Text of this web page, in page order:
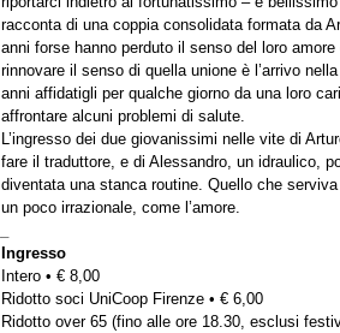
racconta di una coppia consolidata formata da
anni forse hanno perduto il senso del loro
rinnovare il senso di quella unione è l’arrivo
anni affidatigli per qualche giorno da una loro
affrontare alcuni problemi di salute.
L’ingresso dei due giovanissimi nelle vite di
fare il traduttore, e di Alessandro, un idraulico,
diventata una stanca routine. Quello che
un poco irrazionale, come l’amore.
Ingresso
Intero • € 8,00
Ridotto soci UniCoop Firenze • € 6,00
Ridotto over 65 (fino alle ore 18.30, esclusi